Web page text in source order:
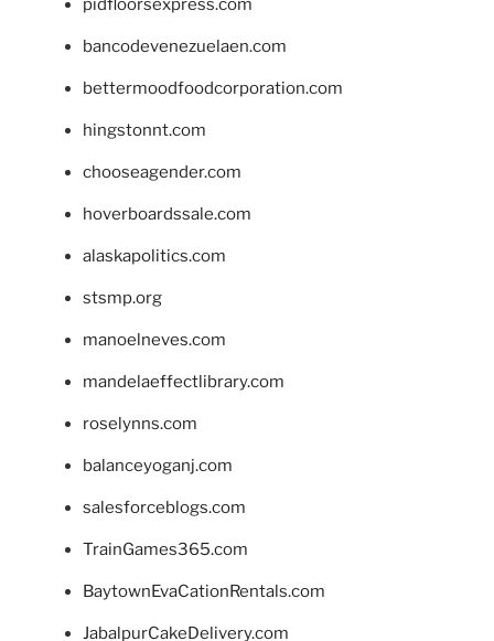
pidfloorsexpress.com
bancodevenezuelaen.com
bettermoodfoodcorporation.com
hingstonnt.com
chooseagender.com
hoverboardssale.com
alaskapolitics.com
stsmp.org
manoelneves.com
mandelaeffectlibrary.com
roselynns.com
balanceyoganj.com
salesforceblogs.com
TrainGames365.com
BaytownEvaCationRentals.com
JabalpurCakeDelivery.com